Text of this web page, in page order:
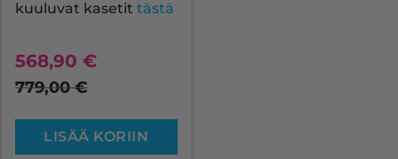
kuuluvat kasetit tästä
568,90 €
779,00€
LISÄÄ KORIIN